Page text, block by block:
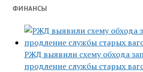
ФИНАНСЫ
РЖД выявили схему обхода
продление службы старых